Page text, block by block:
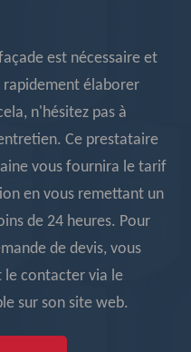
est nécessaire et
rapidement élaborer
n'hésitez pas à
Ce prestataire
vous fournira le tarif
en vous remettant un
de 24 heures. Pour
de devis, vous
le contacter via le
sur son site web.